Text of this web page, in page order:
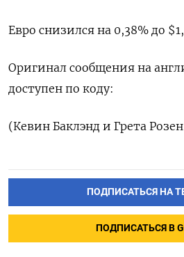
Евро снизился на 0,38% до
Оригинал сообщения на
доступен по коду:
(Кевин Баклэнд и Грета
ПОДПИСАТЬСЯ НА
ПОДПИСАТЬСЯ В